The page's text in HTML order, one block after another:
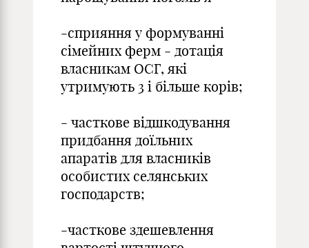
-сприяння у формуванні
сімейних ферм - дотація
власникам ОСГ, які
утримують 3 і більше корів;
- часткове відшкодування
придбання доїльних
апаратів для власників
особистих селянських
господарств;
-часткове здешевлення